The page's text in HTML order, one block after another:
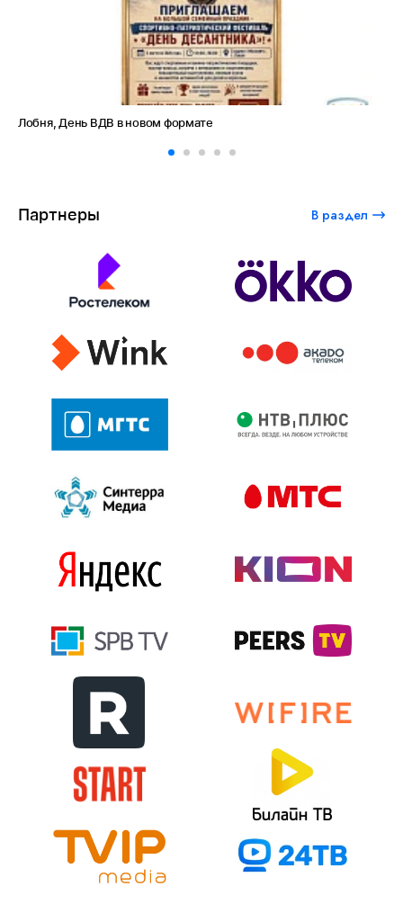
ВДВ в новом формате
Партнеры В раздел